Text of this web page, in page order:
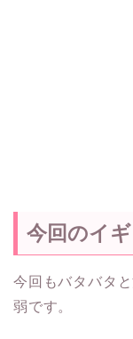
今回のイ
今回もバタバタ
弱です。